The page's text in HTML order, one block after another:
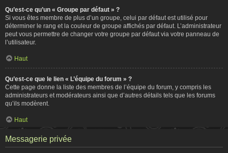
Qu’est-ce qu’un « Groupe par défaut » ?
Si vous êtes membre de plus d’un groupe, celui par défaut est utilisé pour
déterminer le rang et la couleur de groupe affichés par défaut. L’administrateur
peut vous permettre de changer votre groupe par défaut via votre panneau de
l’utilisateur.
Haut
Qu’est-ce que le lien « L’équipe du forum » ?
Cette page donne la liste des membres de l’équipe du forum, y compris les
administrateurs et modérateurs ainsi que d’autres détails tels que les forums
qu’ils modèrent.
Haut
Messagerie privée